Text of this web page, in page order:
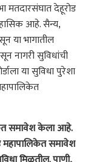
मतदारसंघात देहूरोड
आहे. सैन्य,
या भागातील
नागरी सुविधांची
या सुविधा पुरेशा
समावेश केला आहे.
महापालिकेत समावेश